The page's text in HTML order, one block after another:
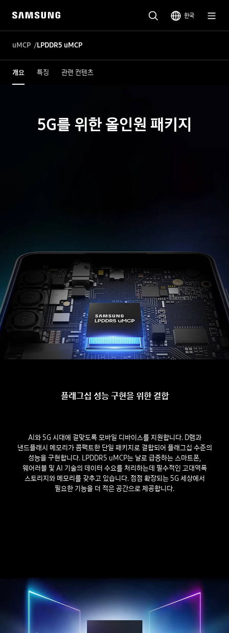
한국
uMCP LPDDR5 uMCP
개요 특징 관련 컨텐츠
5G를 위한 올인원 패키지
플래그십 성능 구현을 위한 결합
AI와 5G 시대에 걸맞도록 모바일 디바이스를 지원합니다. D램과
낸드플래시 메모리가 콤팩트한 단일 패키지로 결합되어 플래그십 수준의
성능을 구현합니다. LPDDR5 uMCP는 날로 급증하는 스마트폰,
웨어러블 및 AI 기술의 데이터 수요를 처리하는데 필수적인 고대역폭
스토리지와 메모리를 갖추고 있습니다. 점점 확장되는 5G 세상에서
필요한 기능을 더 적은 공간으로 제공합니다.